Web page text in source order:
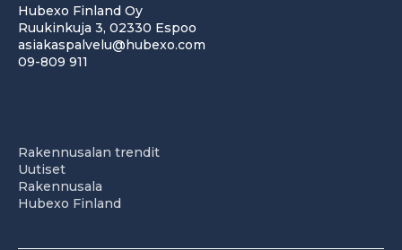
Hubexo Finland Oy
Ruukinkuja 3, 02330 Espoo
asiakaspalvelu@hubexo.com
09-809 911
Rakennusalan trendit
Uutiset
Rakennusala
Hubexo Finland